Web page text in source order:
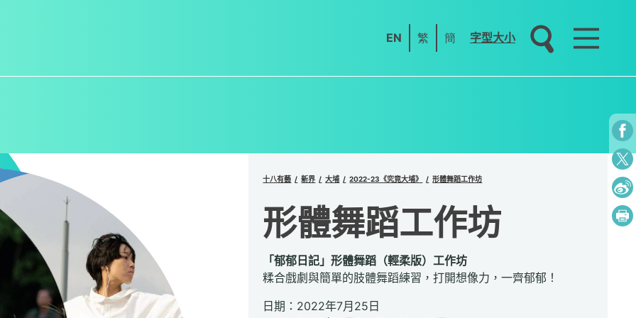
EN 繁 簡 字型大小
十八有藝 新界 大埔 2022-23《究竟大埔》 形體舞蹈工作坊
形體舞蹈工作坊
「郁郁日記」形體舞蹈（輕柔版）工作坊
糅合戲劇與簡單的肢體舞蹈練習，打開想像力，一齊郁郁！
日期：2022年7月25日